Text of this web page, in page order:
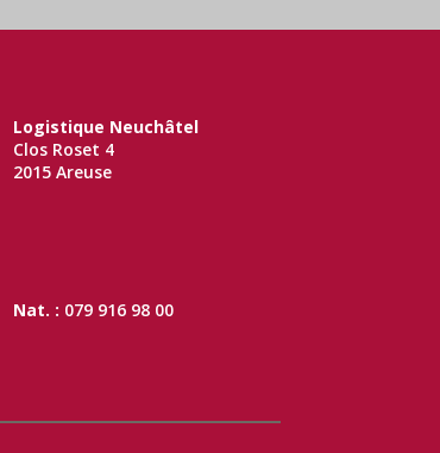
Logistique Neuchâtel
Clos Roset 4
2015 Areuse
Nat. : 079 916 98 00